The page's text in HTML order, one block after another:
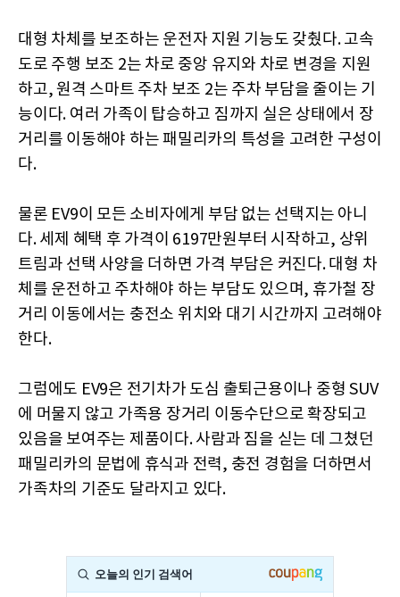
대형 차체를 보조하는 운전자 지원 기능도 갖췄다. 고속
도로 주행 보조 2는 차로 중앙 유지와 차로 변경을 지원
하고, 원격 스마트 주차 보조 2는 주차 부담을 줄이는 기
능이다. 여러 가족이 탑승하고 짐까지 실은 상태에서 장
거리를 이동해야 하는 패밀리카의 특성을 고려한 구성이
다.
물론 EV9이 모든 소비자에게 부담 없는 선택지는 아니
다. 세제 혜택 후 가격이 6197만원부터 시작하고, 상위
트림과 선택 사양을 더하면 가격 부담은 커진다. 대형 차
체를 운전하고 주차해야 하는 부담도 있으며, 휴가철 장
거리 이동에서는 충전소 위치와 대기 시간까지 고려해야
한다.
그럼에도 EV9은 전기차가 도심 출퇴근용이나 중형 SUV
에 머물지 않고 가족용 장거리 이동수단으로 확장되고
있음을 보여주는 제품이다. 사람과 짐을 싣는 데 그쳤던
패밀리카의 문법에 휴식과 전력, 충전 경험을 더하면서
가족차의 기준도 달라지고 있다.